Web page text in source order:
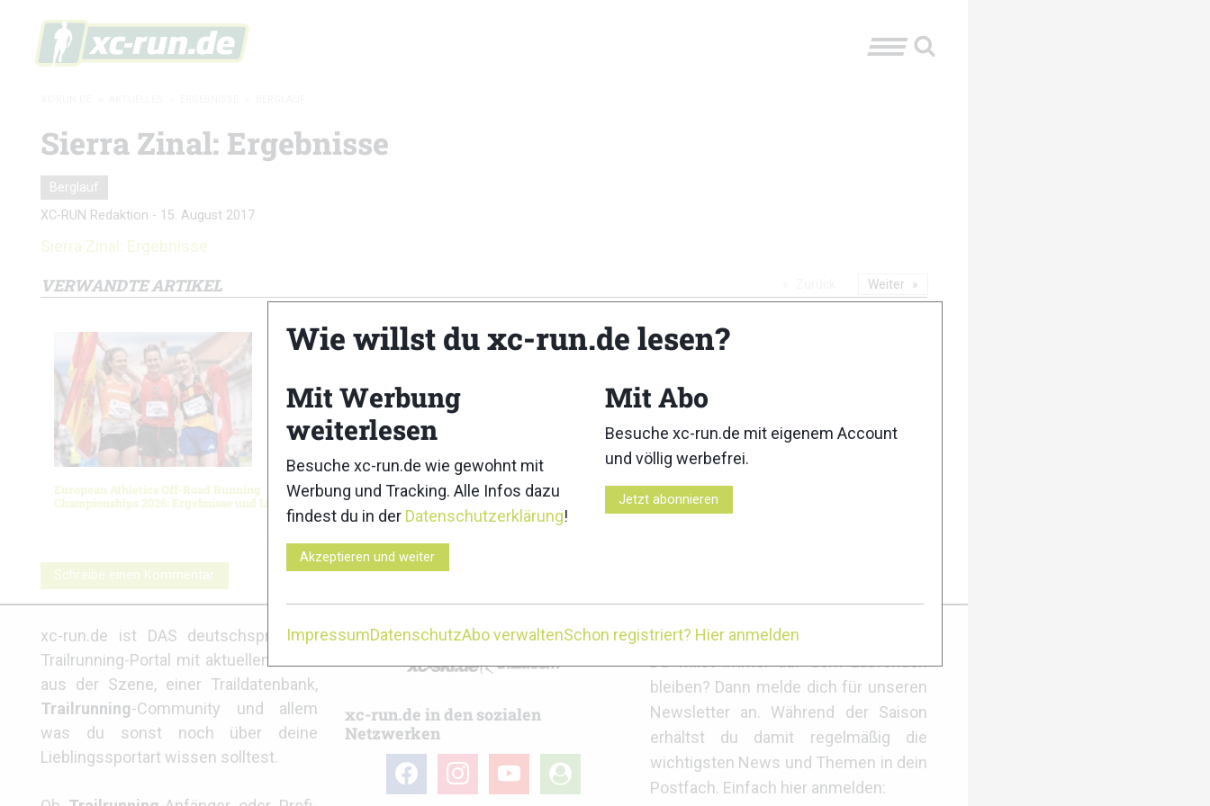
Sierra Zinal: Ergebnisse
Berglauf
XC-RUN Redaktion - 15. August 2017
Sierra Zinal: Ergebnisse
VERWANDTE ARTIKEL
European Athletics Off-Road Running
Championships 2026: Ergebnisse und Livestream
WMTRC 2025 Mountain Classic: Ergebnisse WMTRC 2025: Ergebnisse Uphill
Weiter
Schreibe einen Kommentar
xc-run.de ist DAS deutschsprachige
Trailrunning-Portal mit aktuellen News
aus der Szene, einer Traildatenbank,
Trailrunning-Community und allem
was du sonst noch über deine
Lieblingssportart wissen solltest.
Partner
xc-run.de in den sozialen
Netzwerken
facebookinstagramyoutube
user-
circle
xc-run.de Newsletter Anmeldung
Du willst immer auf dem Laufenden
bleiben? Dann melde dich für unseren
Newsletter an. Während der Saison
erhältst du damit regelmäßig die
wichtigsten News und Themen in dein
Postfach. Einfach hier anmelden:
Wie willst du xc-run.de lesen?
Mit Werbung
weiterlesen
Besuche xc-run.de wie gewohnt mit
Werbung und Tracking. Alle Infos dazu
findest du in der Datenschutzerklärung!
Akzeptieren und weiter
Mit Abo
Besuche xc-run.de mit eigenem Account
und völlig werbefrei.
Jetzt abonnieren
ImpressumDatenschutzAbo verwaltenSchon registriert? Hier anmelden